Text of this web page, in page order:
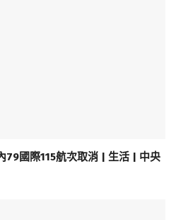
79國際115航次取消 | 生活 | 中央